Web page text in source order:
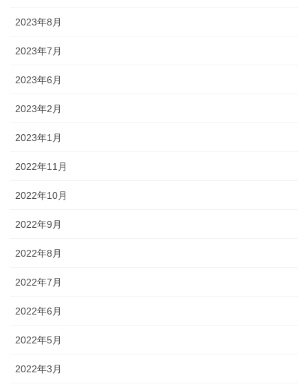
2023年8月
2023年7月
2023年6月
2023年2月
2023年1月
2022年11月
2022年10月
2022年9月
2022年8月
2022年7月
2022年6月
2022年5月
2022年3月